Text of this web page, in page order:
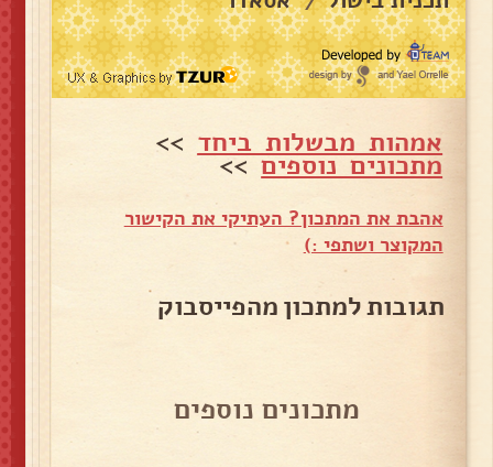
אמהות מבשלות ביחד >>
מתכונים נוספים>>
אהבת את המתכון? העתיקי את הקישור
המקוצר ושתפי :)
תגובות למתכון מהפייסבוק
מתכונים נוספים